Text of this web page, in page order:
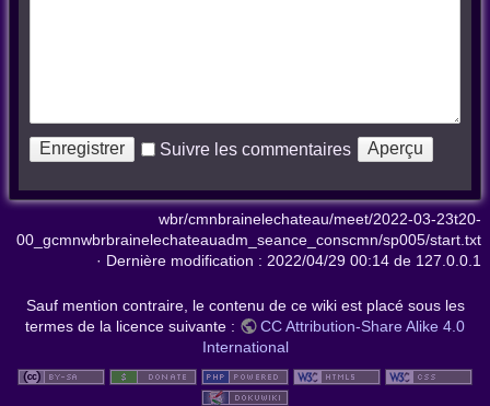
Suivre les commentaires
wbr/cmnbrainelechateau/meet/2022-03-23t20-
00_gcmnwbrbrainelechateauadm_seance_conscmn/sp005/start.txt
· Dernière modification : 2022/04/29 00:14 de 127.0.0.1
Sauf mention contraire, le contenu de ce wiki est placé sous les
termes de la licence suivante :
CC Attribution-Share Alike 4.0
International